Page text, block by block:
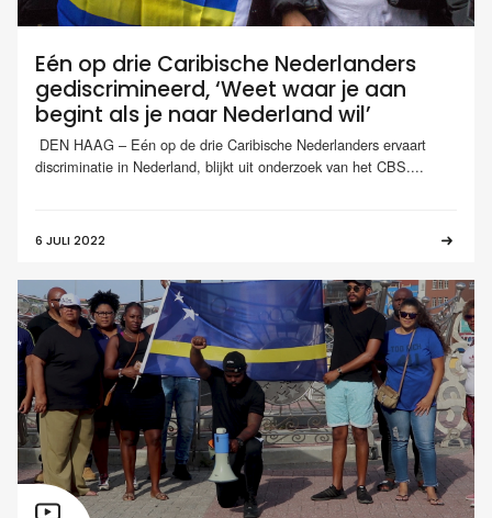
Eén op drie Caribische Nederlanders
gediscrimineerd, ‘Weet waar je aan
begint als je naar Nederland wil’
DEN HAAG – Eén op de drie Caribische Nederlanders ervaart
discriminatie in Nederland, blijkt uit onderzoek van het CBS....
6 JULI 2022